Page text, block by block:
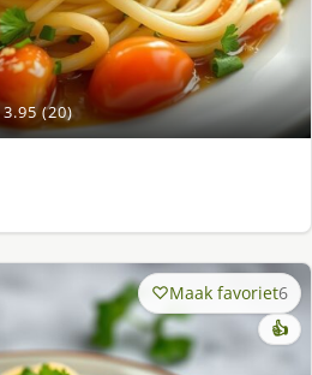
3.95 (20)
Maak favoriet6
👍